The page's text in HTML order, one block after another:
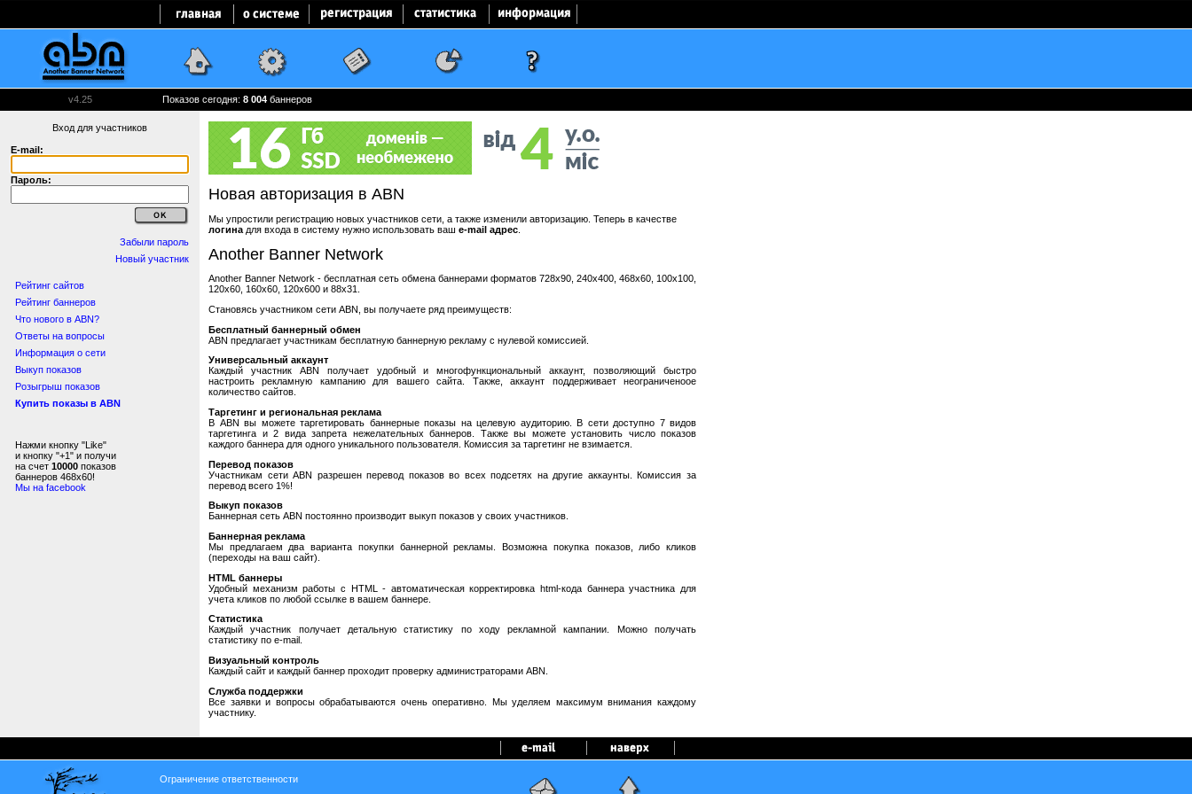
v4.25 Показов сегодня: 8 004 баннеров
Вход для участников
E-mail:
Пароль:
Забыли пароль
Новый участник
Рейтинг сайтов
Рейтинг баннеров
Что нового в ABN?
Ответы на вопросы
Информация о сети
Выкуп показов
Розыгрыш показов
Купить показы в ABN
Нажми кнопку "Like"
и кнопку "+1" и получи
на счет 10000 показов
баннеров 468x60!
Мы на facebook
Новая авторизация в ABN
Мы упростили регистрацию новых участников сети, а также изменили авторизацию. Теперь в качестве
логина для входа в систему нужно использовать ваш e-mail адрес
Another Banner Network
Another Banner Network - бесплатная сеть обмена баннерами форматов 728x90, 240x400, 468x60, 100x100,
120x60, 160x60, 120x600 и 88x31.
Становясь участником сети ABN, вы получаете ряд преимуществ:
Бесплатный баннерный обмен
ABN предлагает участникам бесплатную баннерную рекламу с нулевой комиссией.
Универсальный аккаунт
Каждый участник ABN получает удобный и многофункциональный аккаунт, позволяющий быстро
настроить рекламную кампанию для вашего сайта. Также, аккаунт поддерживает неограниченоое
количество сайтов.
Таргетинг и региональная реклама
В ABN вы можете таргетировать баннерные показы на целевую аудиторию. В сети доступно 7 видов
таргетинга и 2 вида запрета нежелательных баннеров. Также вы можете установить число показов
каждого баннера для одного уникального пользователя. Комиссия за таргетинг не взимается.
Перевод показов
Участникам сети ABN разрешен перевод показов во всех подсетях на другие аккаунты. Комиссия за
перевод всего 1%!
Выкуп показов
Баннерная сеть ABN постоянно производит выкуп показов у своих участников.
Баннерная реклама
Мы предлагаем два варианта покупки баннерной рекламы. Возможна покупка показов, либо кликов
(переходы на ваш сайт).
HTML баннеры
Удобный механизм работы с HTML - автоматическая корректировка html-кода баннера участника для
учета кликов по любой ссылке в вашем баннере.
Статистика
Каждый участник получает детальную статистику по ходу рекламной кампании. Можно получать
статистику по e-mail.
Визуальный контроль
Каждый сайт и каждый баннер проходит проверку администраторами ABN.
Служба поддержки
Все заявки и вопросы обрабатываются очень оперативно. Мы уделяем максимум внимания каждому
участнику.
Ограничение ответственности